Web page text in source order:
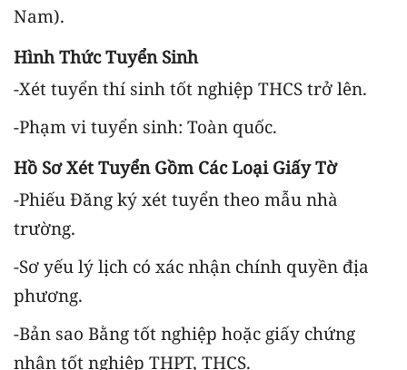
Nam).
Hình Thức Tuyển Sinh
-Xét tuyển thí sinh tốt nghiệp THCS trở lên.
-Phạm vi tuyển sinh: Toàn quốc.
Hồ Sơ Xét Tuyển Gồm Các Loại Giấy Tờ
-Phiếu Đăng ký xét tuyển theo mẫu nhà
trường.
-Sơ yếu lý lịch có xác nhận chính quyền địa
phương.
-Bản sao Bằng tốt nghiệp hoặc giấy chứng
nhận tốt nghiệp THPT, THCS.